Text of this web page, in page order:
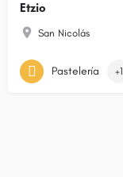
Etzio
San Nicolás
Pastelería +1